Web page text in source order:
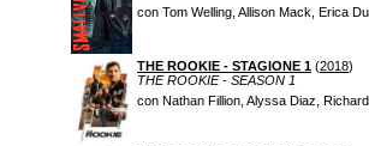
con Tom Welling, Allison Mack, Erica
THE ROOKIE - STAGIONE 1 (2018)
THE ROOKIE - SEASON 1
con Nathan Fillion, Alyssa Diaz,